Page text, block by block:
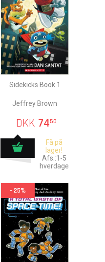
Sidekicks Book 1
Jeffrey Brown
DKK 7450
Få på
lager!
Afs.:1-5
hverdage
- 25%